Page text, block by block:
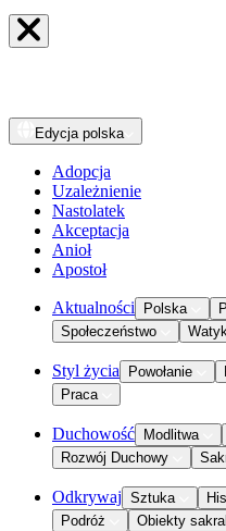
Edycja polska
Adopcja
Uzależnienie
Nastolatek
Akceptacja
Anioł
Apostoł
Aktualności Polska
Społeczeństwo
Styl życia Powołanie
Praca
Duchowość Modlitwa
Rozwój Duchowy
Odkrywaj Sztuka
Podróż
Obiekty